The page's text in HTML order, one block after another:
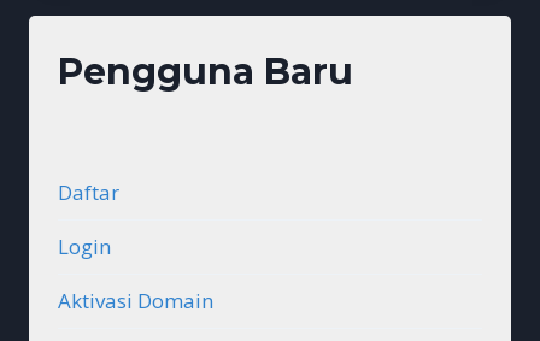
Pengguna Baru
Daftar
Login
Aktivasi Domain